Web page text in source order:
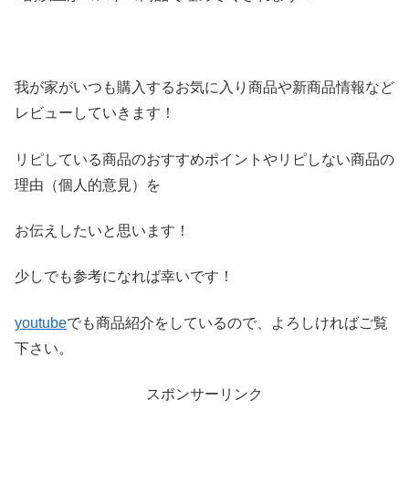
我が家がいつも購入するお気に入り商品や新商品情報など
レビ ューしていきます！
リピしている商品のおすすめポイントやリピしない商品の
理由（個人的意見）を
お伝えしたいと思います！
少しでも参考になれば幸いです！
youtubeでも商品紹介をしているので、よろしければご覧
下さい。
スポンサーリンク